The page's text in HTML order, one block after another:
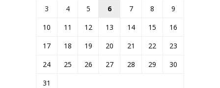
3
4 5 6 7 8
9
10
11 12 13 14 15
16
17
18 19 20 21 22
23
24
25 26 27 28 29
30
31